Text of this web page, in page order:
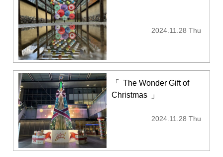
2024.11.28 Thu
「
The Wonder Gift of
Christmas
」
2024.11.28 Thu